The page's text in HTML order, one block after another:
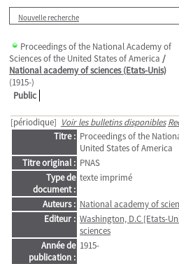
Nouvelle recherche
Proceedings of the National Academy of
Sciences of the United States of America /
National academy of sciences (Etats-Unis)
(1915-)
Public
[périodique] Voir les bulletins disponibles
Titre : Proceedings of the
United States of America
Titre original : PNAS
Type de
document :
texte imprimé
Auteurs : National academy of
Editeur : Washington, D.C [Etats-
sciences
Année de
publication :
1915-